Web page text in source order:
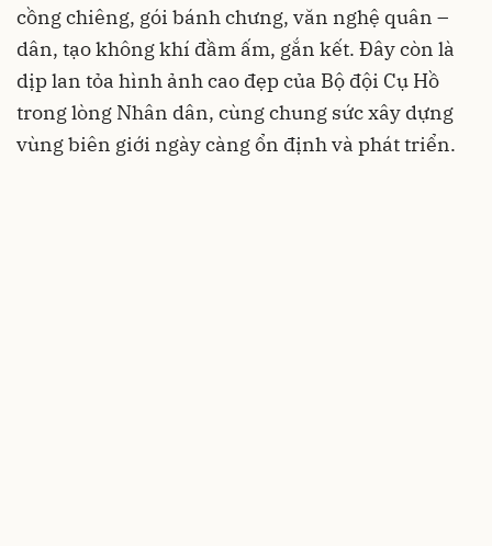
cồng chiêng, gói bánh chưng, văn nghệ quân –
dân, tạo không khí đầm ấm, gắn kết. Đây còn là
dịp lan tỏa hình ảnh cao đẹp của Bộ đội Cụ Hồ
trong lòng Nhân dân, cùng chung sức xây dựng
vùng biên giới ngày càng ổn định và phát triển.